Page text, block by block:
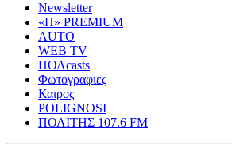
Newsletter
«Π» PREMIUM
AUTO
WEB TV
ΠΟΛcasts
Φωτογραφιες
Καιρος
POLIGNOSI
ΠΟΛΙΤΗΣ 107.6 FM